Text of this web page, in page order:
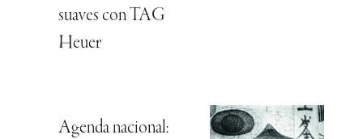
suaves con TAG
Heuer
Agenda nacional: